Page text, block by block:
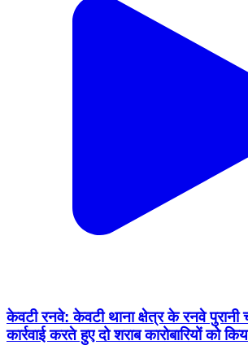
केवटी रनवे: केवटी थाना क्षेत्र के रनवे
कार्रवाई करते हुए दो शराब कारोबारियों को